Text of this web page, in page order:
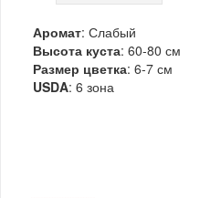
Аромат: Слабый
Высота куста: 60-80 см
Размер цветка: 6-7 см
USDA: 6 зона